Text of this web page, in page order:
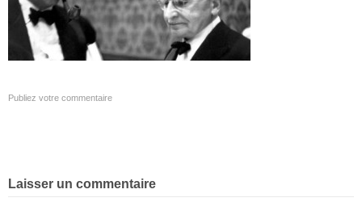
Publiez votre commentaire
Laisser un commentaire